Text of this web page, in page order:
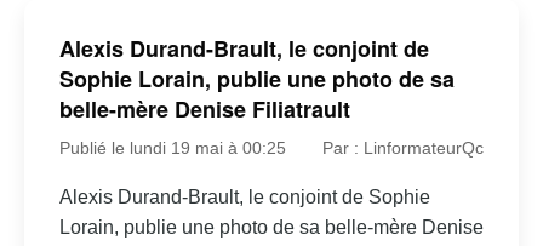
Alexis Durand-Brault, le conjoint de
Sophie Lorain, publie une photo de sa
belle-mère Denise Filiatrault
Publié le lundi 19 mai à 00:25 Par : LinformateurQc
Alexis Durand-Brault, le conjoint de Sophie
Lorain, publie une photo de sa belle-mère Denise